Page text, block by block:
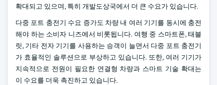
확대되고 있으며, 특히 개발도상국에서 더 큰 수요가 있습니다.
다중 포트 충전기 수요 증가도 차량 내 여러 기기를 동시에 충전
해야 하는 소비자 니즈에서 비롯됩니다. 여행 중 스마트폰, 태블
릿, 기타 전자 기기를 사용하는 승객이 늘면서 다중 포트 충전기
가 효율적인 솔루션으로 부상하고 있습니다. 또한, 여러 기기가
지속적으로 전원이 필요한 연결형 차량과 스마트 기술 확대는
이 수요를 더욱 촉진하고 있습니다.